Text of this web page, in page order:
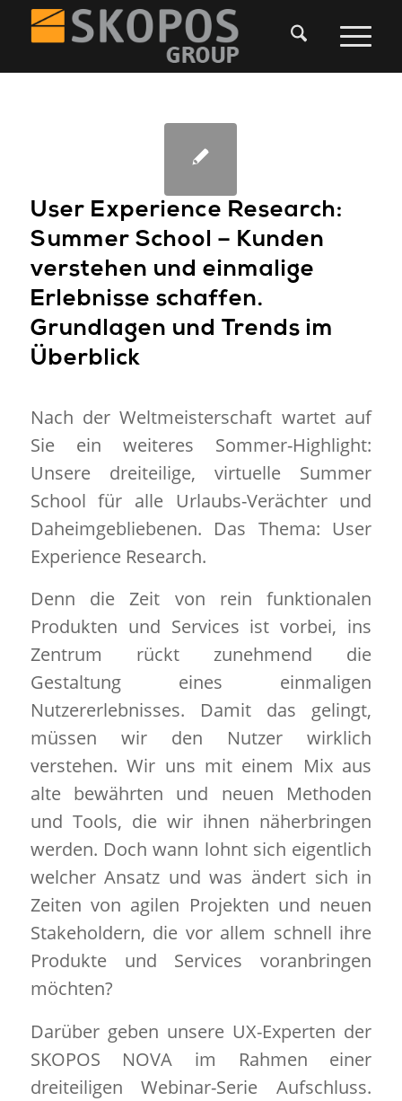
User Experience Research:
Summer School – Kunden
verstehen und einmalige
Erlebnisse schaffen.
Grundlagen und Trends im
Überblick
Nach der Weltmeisterschaft wartet auf
Sie ein weiteres Sommer-Highlight:
Unsere dreiteilige, virtuelle Summer
School für alle Urlaubs-Verächter und
Daheimgebliebenen. Das Thema: User
Experience Research.
Denn die Zeit von rein funktionalen
Produkten und Services ist vorbei, ins
Zentrum rückt zunehmend die
Gestaltung eines einmaligen
Nutzererlebnisses. Damit das gelingt,
müssen wir den Nutzer wirklich
verstehen. Wir uns mit einem Mix aus
alte bewährten und neuen Methoden
und Tools, die wir ihnen näherbringen
werden. Doch wann lohnt sich eigentlich
welcher Ansatz und was ändert sich in
Zeiten von agilen Projekten und neuen
Stakeholdern, die vor allem schnell ihre
Produkte und Services voranbringen
möchten?
Darüber geben unsere UX-Experten der
SKOPOS NOVA im Rahmen einer
dreiteiligen Webinar-Serie Aufschluss.